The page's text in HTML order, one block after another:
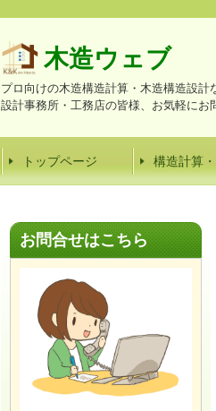
木造ウェブ
プロ向けの木造構造計算・木造構造設計
設計事務所・工務店の皆様、お気軽にお
トップページ 構造計算
お問合せはこちら